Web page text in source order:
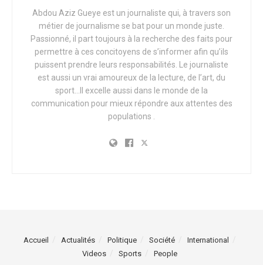
Abdou Aziz Gueye est un journaliste qui, à travers son
métier de journalisme se bat pour un monde juste.
Passionné, il part toujours à la recherche des faits pour
permettre à ces concitoyens de s’informer afin qu’ils
puissent prendre leurs responsabilités. Le journaliste
est aussi un vrai amoureux de la lecture, de l’art, du
sport…Il excelle aussi dans le monde de la
communication pour mieux répondre aux attentes des
populations .
Accueil Actualités Politique Société
International
Videos
Sports People